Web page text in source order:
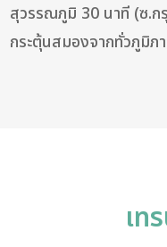
สุวรรณภูมิ 30 นาที (ซ.ก
กระตุ้นสมองจากทั่วภูมิภา
เท